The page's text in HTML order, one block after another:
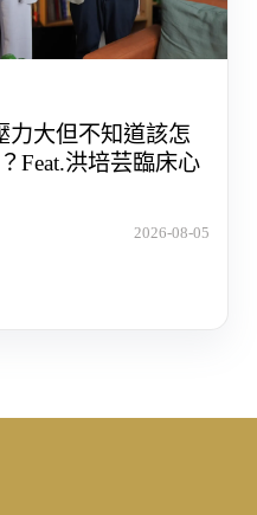
力大但不知道該怎
Feat.洪培芸臨床心
2026-08-05